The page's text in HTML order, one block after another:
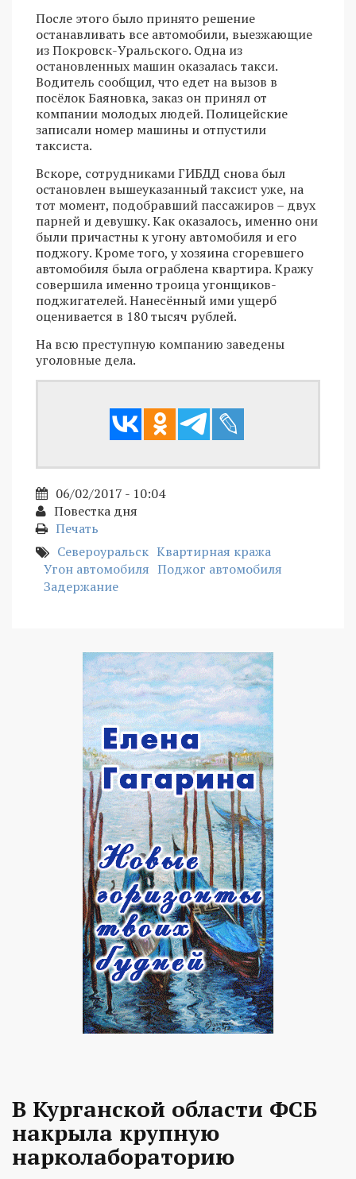
После этого было принято решение
останавливать все автомобили, выезжающие
из Покровск-Уральского. Одна из
остановленных машин оказалась такси.
Водитель сообщил, что едет на вызов в
посёлок Баяновка, заказ он принял от
компании молодых людей. Полицейские
записали номер машины и отпустили
таксиста.
Вскоре, сотрудниками ГИБДД снова был
остановлен вышеуказанный таксист уже, на
тот момент, подобравший пассажиров – двух
парней и девушку. Как оказалось, именно они
были причастны к угону автомобиля и его
поджогу. Кроме того, у хозяина сгоревшего
автомобиля была ограблена квартира. Кражу
совершила именно троица угонщиков-
поджигателей. Нанесённый ими ущерб
оценивается в 180 тысяч рублей.
На всю преступную компанию заведены
уголовные дела.
06/02/2017 - 10:04
Повестка дня
Печать
Североуральск Квартирная кража
Угон автомобиля Поджог автомобиля
Задержание
В Курганской области ФСБ
накрыла крупную
нарколабораторию